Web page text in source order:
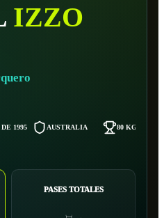
IZZO
1995 AUSTRALIA 80 KG
PASES TOTALES